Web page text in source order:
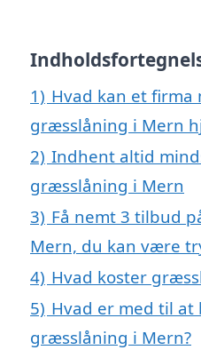
1) Hvad kan et firma
græsslåning i Mern
2) Indhent altid
græsslåning i Mern
3) Få nemt 3 tilbud
Mern, du kan være
4) Hvad koster
5) Hvad er med til at
græsslåning i Mern?